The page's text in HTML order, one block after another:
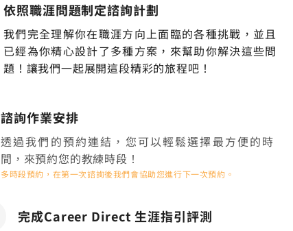
諮詢作業安排
透過我們的預約連結，您可以輕鬆選擇最方便的時
間，來預約您的教練時段！
​多時段預約，在第一次諮詢後我們會協助您進行下一次預約。
依照職涯問題制定諮詢計劃
我們完全理解你在職涯方向上面臨的各種挑戰，並且
已經為你精心設計了多種方案，來幫助你解決這些問
題！讓我們一起展開這段精彩的旅程吧！
完成Career Direct 生涯指引評測